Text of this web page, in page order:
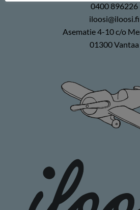
0400 896226
iloosi@iloosi.fi
Asematie 4-10 c/o
01300 Vantaa